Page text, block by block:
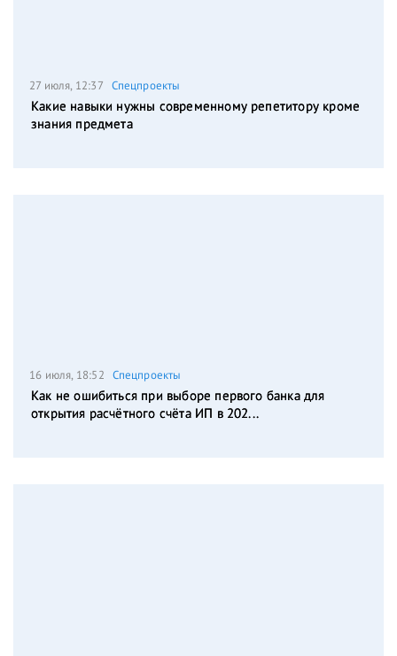
27 июля, 12:37 Спецпроекты
Какие навыки нужны современному репетитору кроме
знания предмета
16 июля, 18:52 Спецпроекты
Как не ошибиться при выборе первого банка для
открытия расчётного счёта ИП в 202...